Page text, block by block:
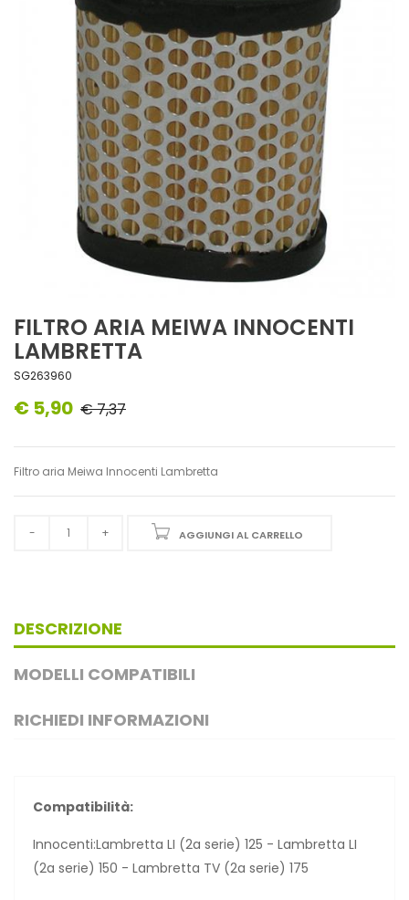
FILTRO ARIA MEIWA INNOCENTI
LAMBRETTA
SG263960
€ 5,90 € 7,37
Filtro aria Meiwa Innocenti Lambretta
AGGIUNGI AL CARRELLO
DESCRIZIONE
MODELLI COMPATIBILI
RICHIEDI INFORMAZIONI
Compatibilità:
Innocenti:Lambretta LI (2a serie) 125 - Lambretta LI
(2a serie) 150 - Lambretta TV (2a serie) 175